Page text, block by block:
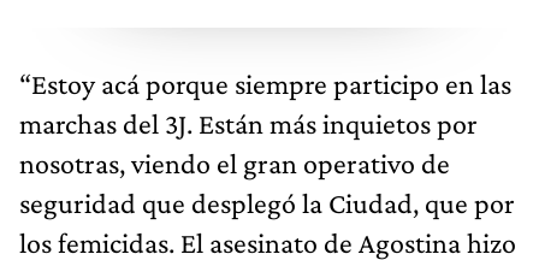
“Estoy acá porque siempre participo en las
marchas del 3J. Están más inquietos por
nosotras, viendo el gran operativo de
seguridad que desplegó la Ciudad, que por
los femicidas. El asesinato de Agostina hizo